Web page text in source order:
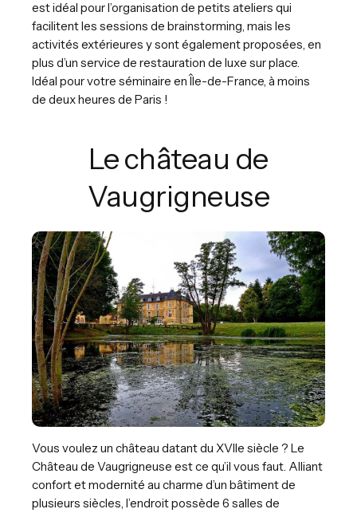
est idéal pour l’organisation de petits ateliers qui
facilitent les sessions de brainstorming, mais les
activités extérieures y sont également proposées, en
plus d’un service de restauration de luxe sur place.
Idéal pour votre séminaire en Île-de-France, à moins
de deux heures de Paris !
Le château de
Vaugrigneuse
Vous voulez un château datant du XVIIe siècle ? Le
Château de Vaugrigneuse est ce qu’il vous faut. Alliant
confort et modernité au charme d’un bâtiment de
plusieurs siècles, l’endroit possède 6 salles de